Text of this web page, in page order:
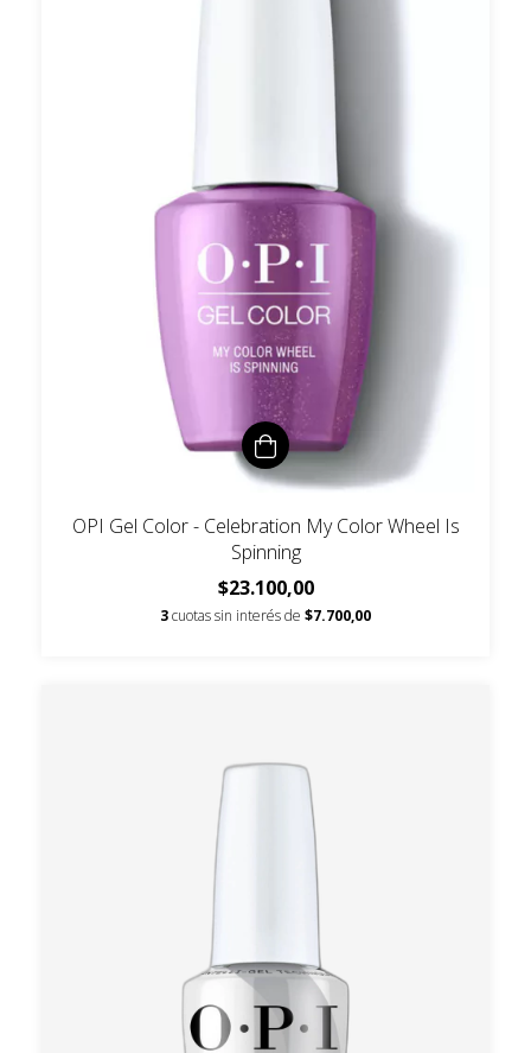
OPI Gel Color - Celebration My Color Wheel Is
Spinning
$23.100,00
3cuotas sin interés de $7.700,00